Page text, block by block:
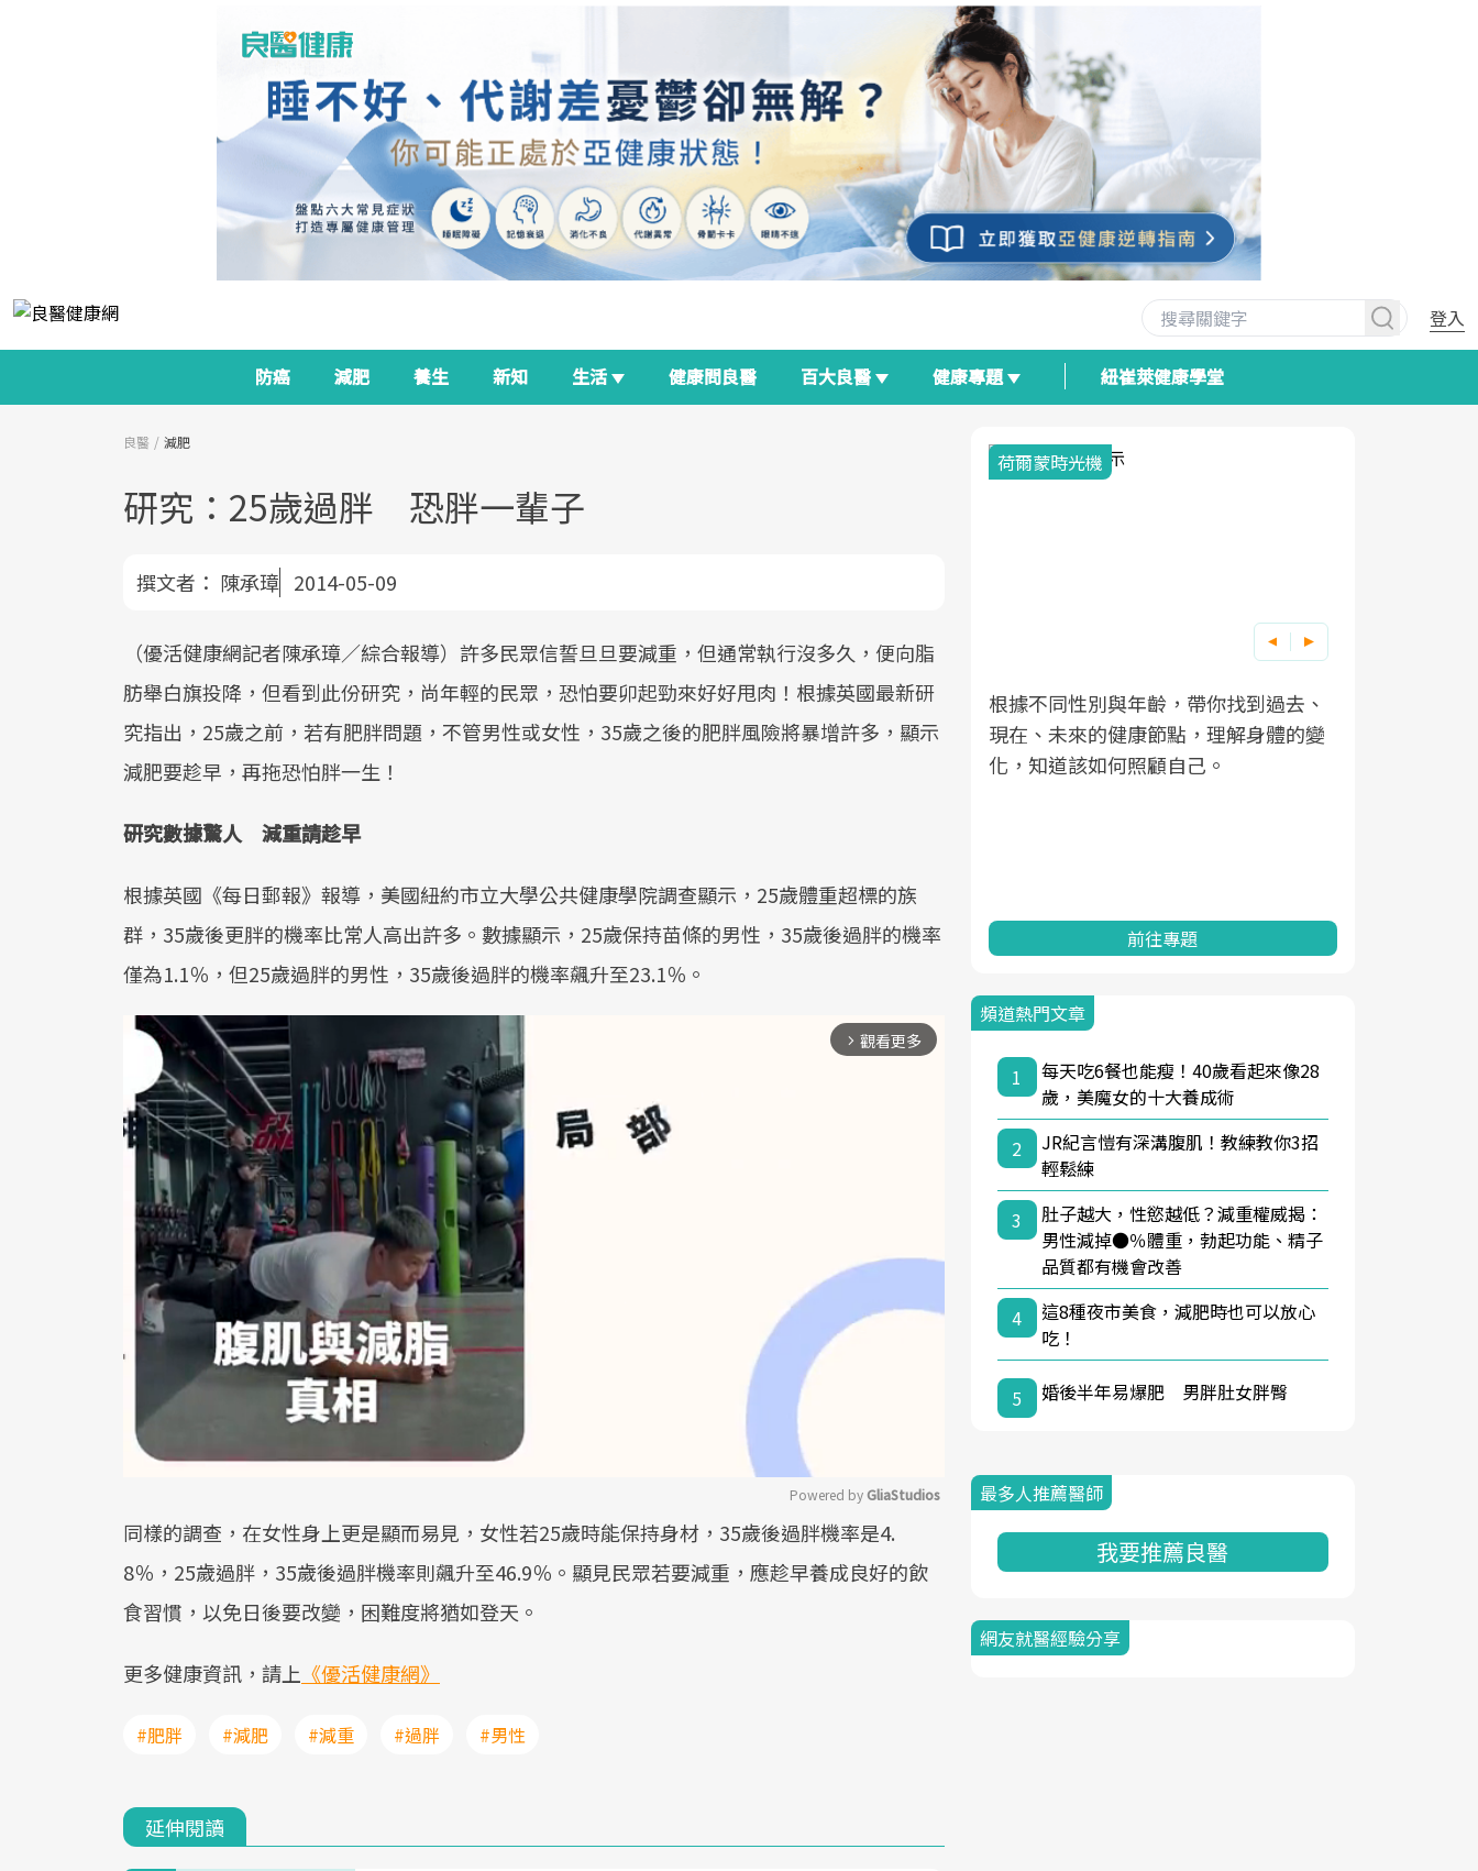
登入
防癌 減肥 養生 新知 生活 健康問良醫 百大良醫 健康專題 紐崔萊健康學堂
良醫 減肥
研究：25歲過胖 恐胖一輩子
撰文者： 陳承璋 2014-05-09
（優活健康網記者陳承璋／綜合報導）許多民眾信誓旦旦要減重，但通常執行沒多久，便向脂
肪舉白旗投降，但看到此份研究，尚年輕的民眾，恐怕要卯起勁來好好甩肉！根據英國最新研
究指出，25歲之前，若有肥胖問題，不管男性或女性，35歲之後的肥胖風險將暴增許多，顯示
減肥要趁早，再拖恐怕胖一生！
研究數據驚人 減重請趁早
根據英國《每日郵報》報導，美國紐約市立大學公共健康學院調查顯示，25歲體重超標的族
群，35歲後更胖的機率比常人高出許多。數據顯示，25歲保持苗條的男性，35歲後過胖的機率
僅為1.1％，但25歲過胖的男性，35歲後過胖的機率飆升至23.1％。
arrow_forward_ios 觀看更多
Mute
Powered by GliaStudios
同樣的調查，在女性身上更是顯而易見，女性若25歲時能保持身材，35歲後過胖機率是4.
8％，25歲過胖，35歲後過胖機率則飆升至46.9％。顯見民眾若要減重，應趁早養成良好的飲
食習慣，以免日後要改變，困難度將猶如登天。
更多健康資訊，請上 《優活健康網》
#肥胖 #減肥 #減重 #過胖 #男性
延伸閱讀
面對超高齡社會的浪潮，台灣正在快速
邁向「健康照護」的新時代。隨著國家
狀況、啟動健康管理的重要起點。
前往專題
2025年，就到良醫生活祭體驗「一站式
健康新生活」，從講座、體驗到運動，
前往專題
良醫健康網從「換季的身體變化」出
發，透過醫學觀點與日常感受的對話，
前往專題
荷爾蒙時光機
根據不同性別與年齡，帶你找到過去、
現在、未來的健康節點，理解身體的變
化，知道該如何照顧自己。
前往專題
頻道熱門文章
1
每天吃6餐也能瘦！40歲看起來像28
歲，美魔女的十大養成術
2
JR紀言愷有深溝腹肌！教練教你3招
輕鬆練
3
肚子越大，性慾越低？減重權威揭：
男性減掉●％體重，勃起功能、精子
品質都有機會改善
4
這8種夜市美食，減肥時也可以放心
吃！
5 婚後半年易爆肥 男胖肚女胖臀
最多人推薦醫師
我要推薦良醫
網友就醫經驗分享